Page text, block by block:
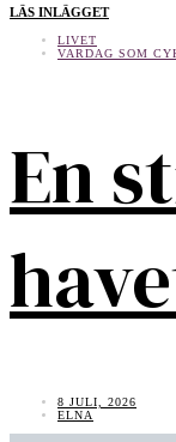
LÄS INLÄGGET
LIVET
VARDAG SOM
En
8 JULI, 2026
ELNA